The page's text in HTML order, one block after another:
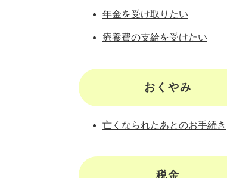
年金を受け取りたい
療養費の支給を受けたい
おくやみ
亡くなられたあとのお手続き
税金